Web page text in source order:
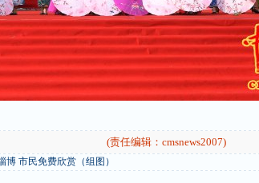
(责任编辑：cmsnews2007)
市民免费欣赏（组图）